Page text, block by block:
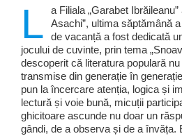
L
a Filiala „Garabet
Asachi”, ultima săptămână
de vacanță a fost dedicată
jocului de cuvinte, prin tema
descoperit că literatura populară
transmise din generație în
pun la încercare atenția, logica și
lectură și voie bună, micuții
ghicitoare ascunde nu doar un
gândi, de a observa și de a învăța.